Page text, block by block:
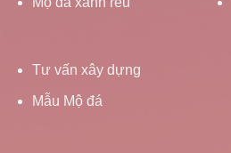
Tư vấn xây dựng
Mẫu Mộ đá